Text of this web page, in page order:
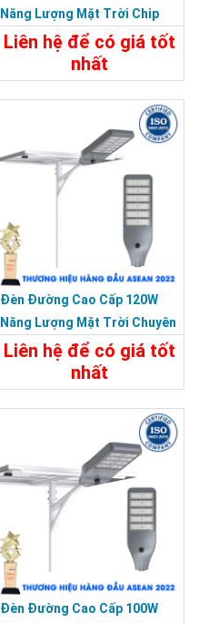
Năng Lượng Mặt Trời Chip
Led Bridgelux Siêu Sáng
Liên hệ để có giá tốt
nhất
Đèn Đường Cao Cấp 120W
Năng Lượng Mặt Trời Chuyên
Công Trình Dự Án
Liên hệ để có giá tốt
nhất
Đèn Đường Cao Cấp 100W